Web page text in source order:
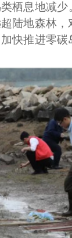
栖息地减少
陆地森林，
快推进零碳